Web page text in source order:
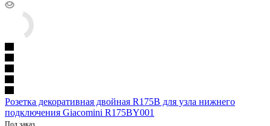
Розетка декоративная двойная R175B для узла нижнего
подключения Giacomini R175BY001
Под заказ